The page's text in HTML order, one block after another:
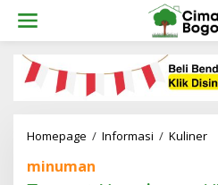
content
Homepage / Informasi / Kuliner
minuman